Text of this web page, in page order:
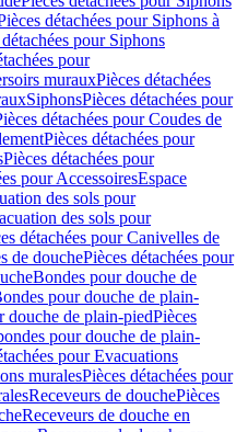
détachées pour Siphons à
pour Siphons
pour
murauxPièces détachées
SiphonsPièces détachées pour
détachées pour Coudes de
Pièces détachées pour
Pièces détachées pour
pour AccessoiresEspace
des sols pour
des sols pour
détachées pour Canivelles de
de douchePièces détachées pour
Bondes pour douche de
pour douche de plain-
douche de plain-piedPièces
pour douche de plain-
pour Evacuations
muralesPièces détachées pour
Receveurs de douchePièces
Receveurs de douche en